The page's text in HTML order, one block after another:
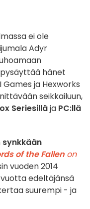
ei ole
Adyr
hänet
ja Hexworks
seikkailuun,
Seriesilläja PC:llä
synkkään
of the Fallen on
vuoden 2014
edeltäjänsä
suurempi - ja